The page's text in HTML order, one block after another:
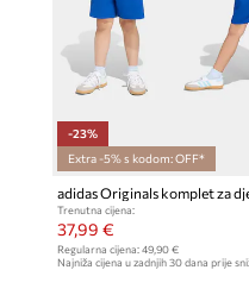
Kratke hlače
pristajanje
Elastičan materijal
-23%
Extra -5% s kodom: OFF*
adidas Originals komplet za
Trenutna cijena:
37,99 €
Regularna cijena: 49,90 €
Najniža cijena u zadnjih 30 dana prije